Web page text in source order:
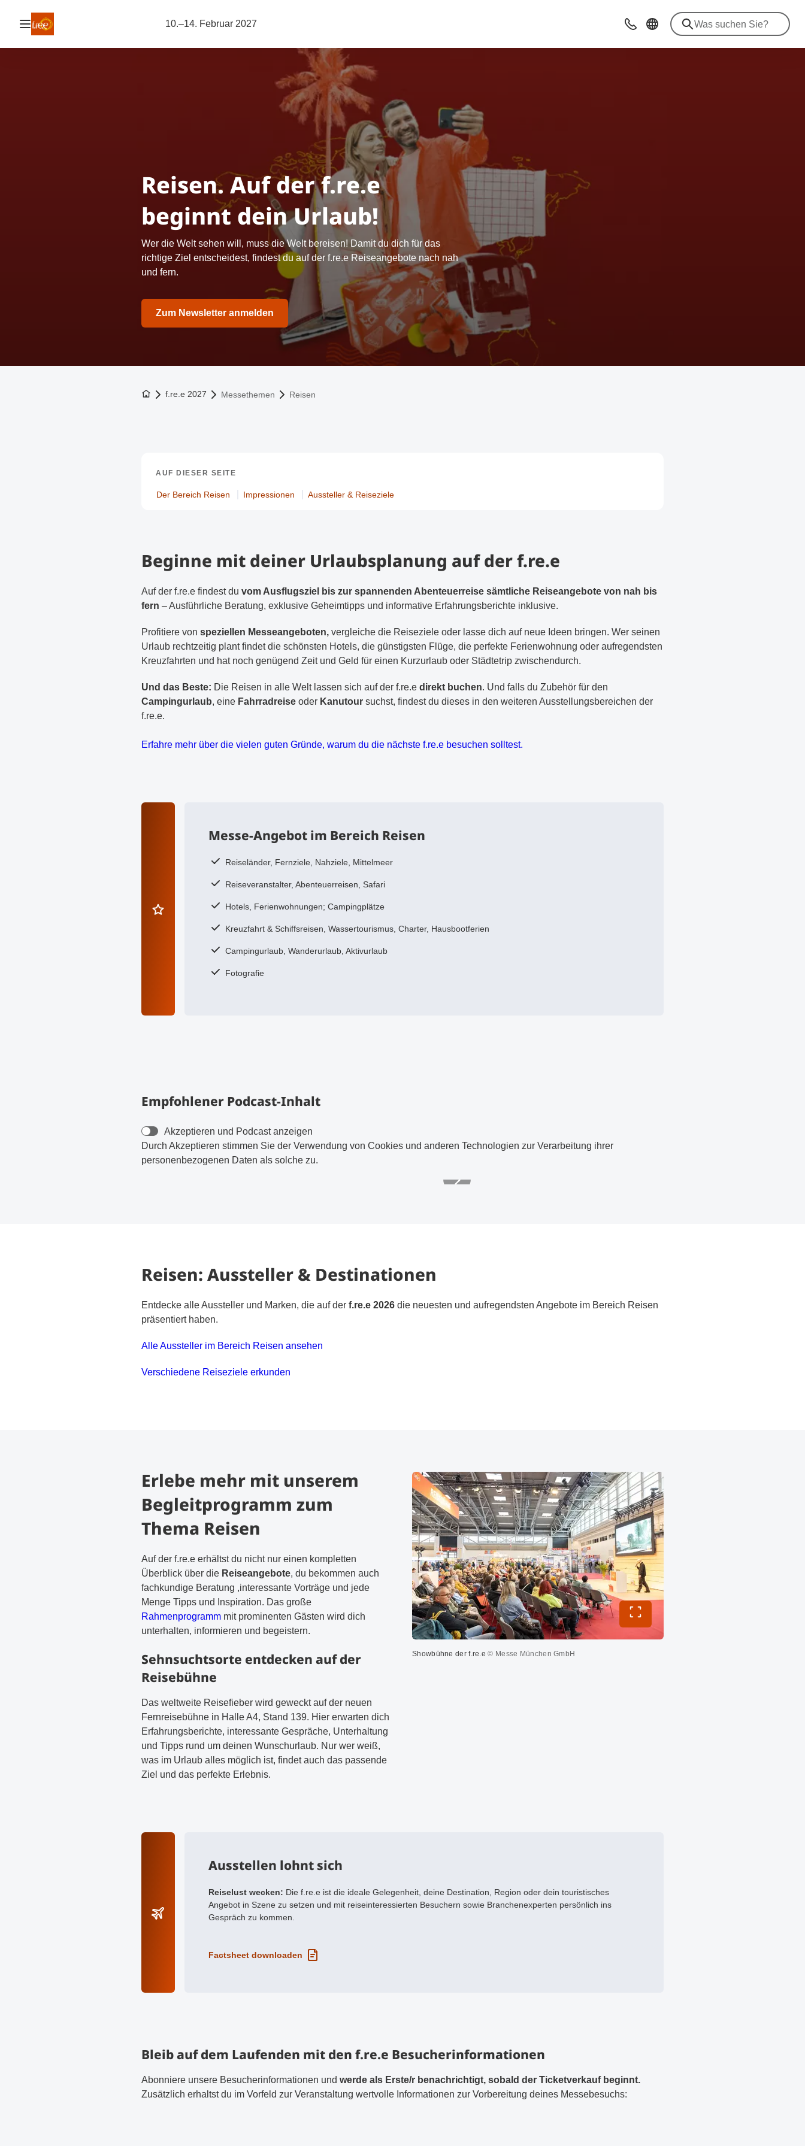
Navigation öffnen 10.–14. Februar 2027 Kontakt
Reisen. Auf der f.re.e
beginnt dein Urlaub!
Wer die Welt sehen will, muss die Welt bereisen! Damit du dich für das
richtige Ziel entscheidest, findest du auf der f.re.e Reiseangebote nach nah
und fern.
Zum Newsletter anmelden
Zur Startseite
f.re.e 2027 Messethemen Reisen
AUF DIESER SEITE
Der Bereich Reisen Impressionen Aussteller & Reiseziele
Beginne mit deiner Urlaubs­planung auf der f.re.e
Auf der f.re.e findest du vom Ausflugsziel bis zur spannenden Abenteuerreise sämtliche Reiseangebote von nah bis
fern – Ausführliche Beratung, exklusive Geheimtipps und informative Erfahrungsberichte inklusive.
Profitiere von speziellen Messeangeboten, vergleiche die Reiseziele oder lasse dich auf neue Ideen bringen. Wer seinen
Urlaub rechtzeitig plant findet die schönsten Hotels, die günstigsten Flüge, die perfekte Ferienwohnung oder aufregendsten
Kreuzfahrten und hat noch genügend Zeit und Geld für einen Kurzurlaub oder Städtetrip zwischendurch.
Und das Beste: Die Reisen in alle Welt lassen sich auf der f.re.e direkt buchen. Und falls du Zubehör für den
Campingurlaub, eine Fahrradreise oder Kanutour suchst, findest du dieses in den weiteren Ausstellungsbereichen der
f.re.e.
Erfahre mehr über die vielen guten Gründe, warum du die nächste f.re.e besuchen solltest.
Messe-Angebot im Bereich Reisen
Reiseländer, Fernziele, Nahziele, Mittelmeer
Reiseveranstalter, Abenteuerreisen, Safari
Hotels, Ferienwohnungen; Campingplätze
Kreuzfahrt & Schiffsreisen, Wassertourismus, Charter, Hausbootferien
Campingurlaub, Wanderurlaub, Aktivurlaub
Fotografie
Empfohlener Podcast-Inhalt
Akzeptieren und Podcast anzeigen
Durch Akzeptieren stimmen Sie der Verwendung von Cookies und anderen Technologien zur Verarbeitung ihrer
personenbezogenen Daten als solche zu.
Reisen: Aussteller & Destinationen
Entdecke alle Aussteller und Marken, die auf der f.re.e 2026 die neuesten und aufregendsten Angebote im Bereich Reisen
präsentiert haben.
Alle Aussteller im Bereich Reisen ansehen
Verschiedene Reiseziele erkunden
Erlebe mehr mit unserem
Begleitprogramm zum
Thema Reisen
Auf der f.re.e erhältst du nicht nur einen kompletten
Überblick über die Reiseangebote, du bekommen auch
fachkundige Beratung ,interessante Vorträge und jede
Menge Tipps und Inspiration. Das große
Rahmenprogramm mit prominenten Gästen wird dich
unterhalten, informieren und begeistern.
Sehnsuchtsorte entdecken auf der
Reisebühne
Das weltweite Reisefieber wird geweckt auf der neuen
Fernreisebühne in Halle A4, Stand 139. Hier erwarten dich
Erfahrungsberichte, interessante Gespräche, Unterhaltung
und Tipps rund um deinen Wunschurlaub. Nur wer weiß,
was im Urlaub alles möglich ist, findet auch das passende
Ziel und das perfekte Erlebnis.
Vollbild umschalten
Showbühne der f.re.e © Messe München GmbH
Ausstellen lohnt sich
Reiselust wecken: Die f.re.e ist die ideale Gelegenheit, deine Destination, Region oder dein touristisches
Angebot in Szene zu setzen und mit reiseinteressierten Besuchern sowie Branchenexperten persönlich ins
Gespräch zu kommen.
Factsheet downloaden
PDF-Dokument
Bleib auf dem Laufenden mit den f.re.e Besucherinformationen
Abonniere unsere Besucherinformationen und werde als Erste/r benachrichtigt, sobald der Ticketverkauf beginnt.
Zusätzlich erhaltst du im Vorfeld zur Veranstaltung wertvolle Informationen zur Vorbereitung deines Messebesuchs: